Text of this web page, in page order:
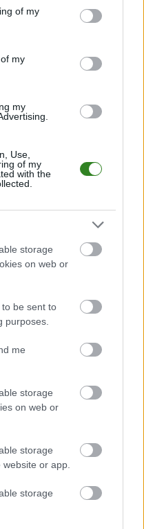
You may click to
its third-party tags to
in below Google
of my
my
my
Use,
of my
with the
storage
on web or
be sent to
purposes.
me
storage
on web or
storage
or app.
storage
lub Nafta Chorkówka -
dostarcza informacje o
i newsach klubowych
relacje, śledź ulubioną ligę i
odbędzie się w ramach
zostanie rozegrane w dniu
w roli gospodarza. Jak
rozgrywek Krosno > Klasa B, gr.
możecie zobaczyć tabelę
tabeli biorącej pod uwagę tylko
sprawdzić jak spisuje się klub
tabeli
B, gr. IV gospodarze (Victoria
Goście (Nafta Chorkówka)
obu drużyn oraz statystyki
- relacja, wynik na żywo,
znajdziesz na naszej
szukasz informacji meczowych,
Chorkówka - wynik, składy,
albo innych spotkań Krosno
informacje na naszym portalu.
stream online z tego pojedynku.